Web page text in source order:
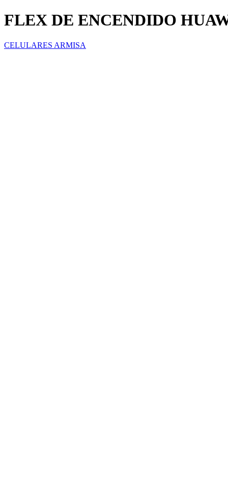
FLEX DE ENCENDIDO
CELULARES ARMISA